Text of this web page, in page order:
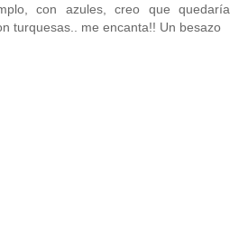
con azules, creo que quedaría
turquesas.. me encanta!! Un besazo